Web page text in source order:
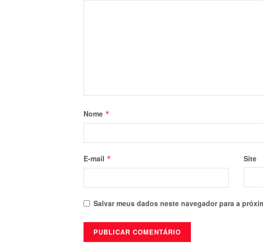
Nome *
E-mail * Site
Salvar meus dados neste navegador para a